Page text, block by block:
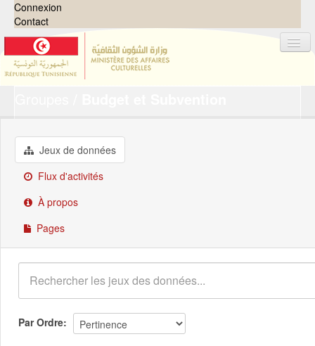
Connexion
Contact
Groupes
Demandes
À propos
Jeux de données
Flux d'activités
À propos
Pages
Par Ordre